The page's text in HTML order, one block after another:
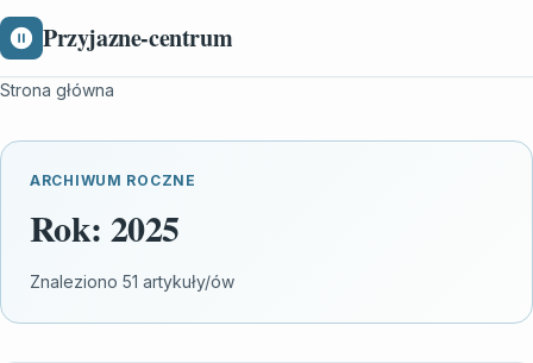
Przyjazne-centrum
Strona główna
ARCHIWUM ROCZNE
Rok: 2025
Znaleziono 51 artykuły/ów